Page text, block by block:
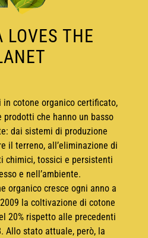
LOVES THE
in cotone organico certificato,
che hanno un basso
dai sistemi di produzione
il terreno, all’eliminazione di
chimici, tossici e persistenti
e nell’ambiente.
organico cresce ogni anno a
la coltivazione di cotone
20% rispetto alle precedenti
Allo stato attuale, però, la